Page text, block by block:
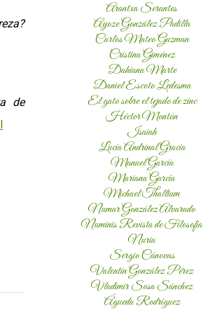
de
Arantxa Serantes
Ayoze González Padilla
Carlos Mateo Guzman
Cristina Giménez
Dahiana Marte
Daniel Escoto Ledesma
El gato sobre el tejado de zinc
Héctor Montón
Isaiah
Lucía Andrinal Gracia
Manuel García
Mariana García
Michael Thallium
Numar González Alvarado
Numinis Revista de Filosofía
Nuria
Sergio Cánovas
Valentín González Pérez
Vladimir Sosa Sánchez
Águeda Rodríguez